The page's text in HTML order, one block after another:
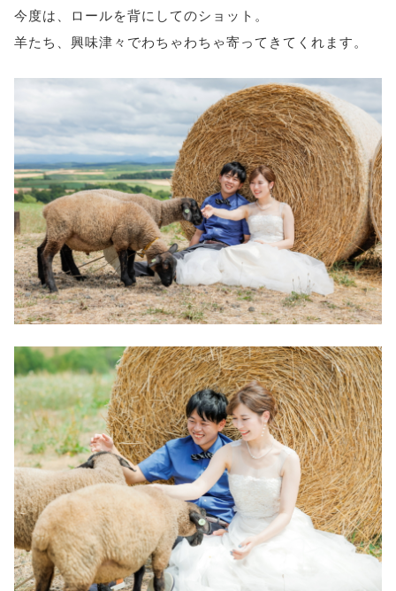
今度は、ロールを背にしてのショット。
羊たち、興味津々でわちゃわちゃ寄ってきてくれます。